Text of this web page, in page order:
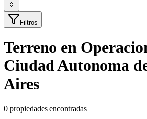
Filtros
Terreno en
Ciudad Autonoma
Aires
0 propiedades encontradas